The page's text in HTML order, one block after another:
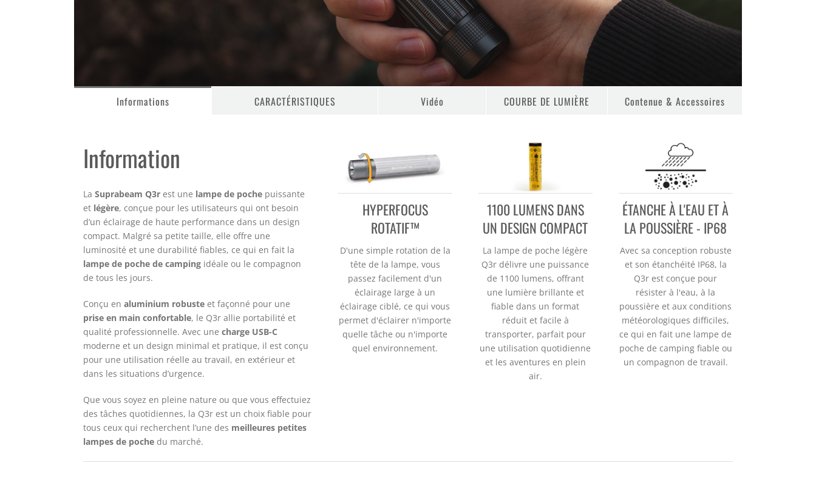
Informations CARACTÉRISTIQUES Vidéo COURBE DE LUMIÈRE Contenue & Accessoires
Information
La Suprabeam Q3r est une lampe de poche puissante
et légère, conçue pour les utilisateurs qui ont besoin
d’un éclairage de haute performance dans un design
compact. Malgré sa petite taille, elle offre une
luminosité et une durabilité fiables, ce qui en fait la
lampe de poche de camping idéale ou le compagnon
de tous les jours.
Conçu en aluminium robuste et façonné pour une
prise en main confortable, le Q3r allie portabilité et
qualité professionnelle. Avec une charge USB-C
moderne et un design minimal et pratique, il est conçu
pour une utilisation réelle au travail, en extérieur et
dans les situations d’urgence.
Que vous soyez en pleine nature ou que vous effectuiez
des tâches quotidiennes, la Q3r est un choix fiable pour
tous ceux qui recherchent l’une des meilleures petites
lampes de poche du marché.
HYPERFOCUS
ROTATIF™
D'une simple rotation de la
tête de la lampe, vous
passez facilement d'un
éclairage large à un
éclairage ciblé, ce qui vous
permet d'éclairer n'importe
quelle tâche ou n'importe
quel environnement.
1100 LUMENS DANS
UN DESIGN COMPACT
La lampe de poche légère
Q3r délivre une puissance
de 1100 lumens, offrant
une lumière brillante et
fiable dans un format
réduit et facile à
transporter, parfait pour
une utilisation quotidienne
et les aventures en plein
air.
ÉTANCHE À L'EAU ET À
LA POUSSIÈRE - IP68
Avec sa conception robuste
et son étanchéité IP68, la
Q3r est conçue pour
résister à l'eau, à la
poussière et aux conditions
météorologiques difficiles,
ce qui en fait une lampe de
poche de camping fiable ou
un compagnon de travail.